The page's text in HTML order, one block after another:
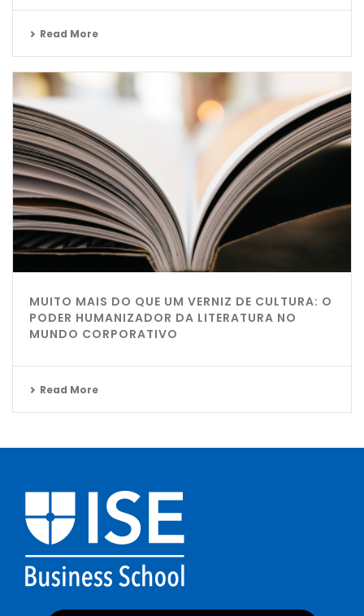
Read More
MUITO MAIS DO QUE UM VERNIZ DE CULTURA: O
PODER HUMANIZADOR DA LITERATURA NO
MUNDO CORPORATIVO
Read More